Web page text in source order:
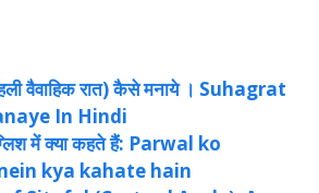
वैवाहिक रात) कैसे मनाये । Suhagrat
In Hindi
में क्या कहते हैं: Parwal ko
kya kahate hain